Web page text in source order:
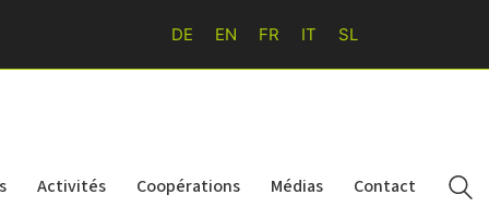
DE EN FR IT SL
Activités Coopérations Médias Contact